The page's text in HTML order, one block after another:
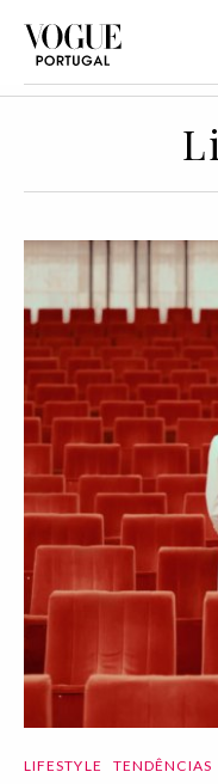
LIFESTYLE TENDÊNCIAS